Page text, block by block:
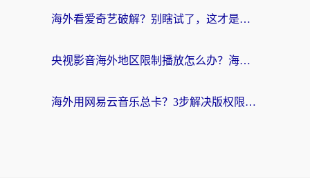
海外看爱奇艺破解？别瞎试了，这才是留学生华人追剧看球的正确打开方式
央视影音海外地区限制播放怎么办？海外党亲测有效的回国加速指南
海外用网易云音乐总卡？3步解决版权限制+卡顿，还能听喜马拉雅！